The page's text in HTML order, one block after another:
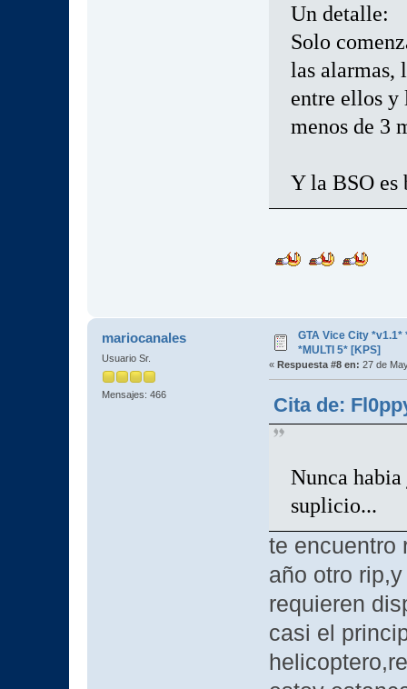
Un detalle:
Solo
las alarmas,
entre ellos
menos de 3
Y la BSO es
mariocanales
Usuario Sr.
Mensajes: 466
GTA Vice City *v1.1*
*MULTI 5* [KPS]
« Respuesta #8 en: 27 de
Cita de:
Nunca habia
suplicio...
te encuentro
año otro
requieren
casi el